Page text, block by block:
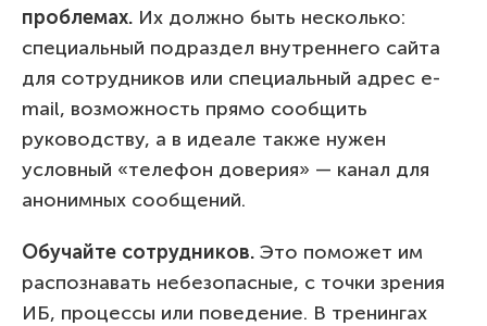
проблемах. Их должно быть несколько:
специальный подраздел внутреннего сайта
для сотрудников или специальный адрес e-
mail, возможность прямо сообщить
руководству, а в идеале также нужен
условный «телефон доверия» — канал для
анонимных сообщений.
Обучайте сотрудников. Это поможет им
распознавать небезопасные, с точки зрения
ИБ, процессы или поведение. В тренингах